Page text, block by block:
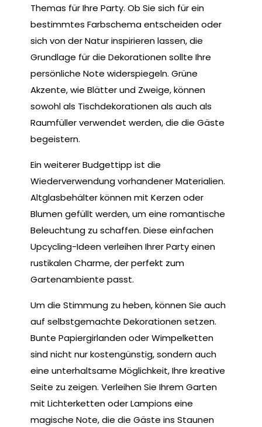
Themas für Ihre Party. Ob Sie sich für ein
bestimmtes Farbschema entscheiden oder
sich von der Natur inspirieren lassen, die
Grundlage für die Dekorationen sollte Ihre
persönliche Note widerspiegeln. Grüne
Akzente, wie Blätter und Zweige, können
sowohl als Tischdekorationen als auch als
Raumfüller verwendet werden, die die Gäste
begeistern.
Ein weiterer Budgettipp ist die
Wiederverwendung vorhandener Materialien.
Altglasbehälter können mit Kerzen oder
Blumen gefüllt werden, um eine romantische
Beleuchtung zu schaffen. Diese einfachen
Upcycling-Ideen verleihen Ihrer Party einen
rustikalen Charme, der perfekt zum
Gartenambiente passt.
Um die Stimmung zu heben, können Sie auch
auf selbstgemachte Dekorationen setzen.
Bunte Papiergirlanden oder Wimpelketten
sind nicht nur kostengünstig, sondern auch
eine unterhaltsame Möglichkeit, Ihre kreative
Seite zu zeigen. Verleihen Sie Ihrem Garten
mit Lichterketten oder Lampions eine
magische Note, die die Gäste ins Staunen